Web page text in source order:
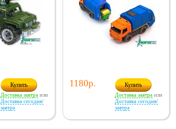
Купить
Доставка завтра или
Доставка сегодня/
завтра
1180р. Купить
Доставка завтра или
Доставка сегодня/
завтра